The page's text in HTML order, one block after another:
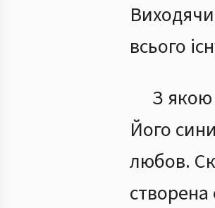
всього
З
Його
любов.